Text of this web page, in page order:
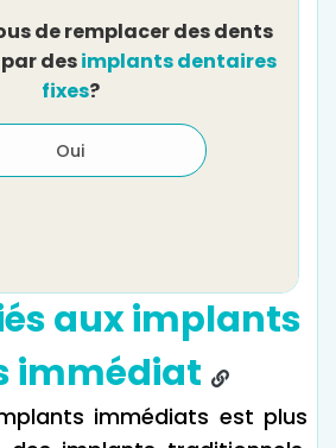
de remplacer des dents
desimplants dentaires
fixes?
Oui
aux implants
immédiat
immédiats est plus